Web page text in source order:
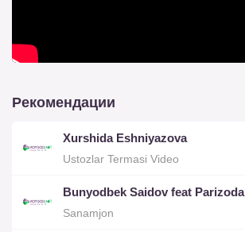
Рекомендации
Xurshida Eshniyazova
Ustozlar Termasi Video
Bunyodbek Saidov feat Parizoda
Sanamjon